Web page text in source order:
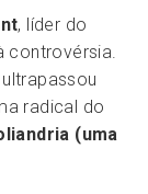
, líder do
controvérsia.
radical do
(uma